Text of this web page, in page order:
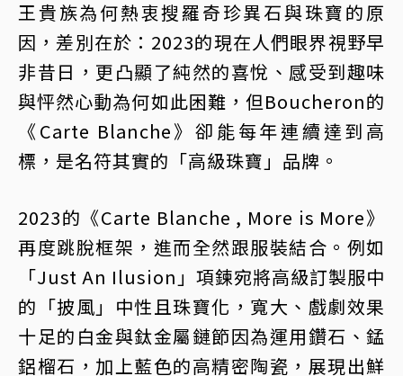
王貴族為何熱衷搜羅奇珍異石與珠寶的原
因，差別在於：2023的現在人們眼界視野早
非昔日，更凸顯了純然的喜悅、感受到趣味
與怦然心動為何如此困難，但Boucheron的
《Carte Blanche》卻能每年連續達到高
標，是名符其實的「高級珠寶」品牌。
2023的《Carte Blanche , More is More》
再度跳脫框架，進而全然跟服裝結合。例如
「Just An Ilusion」項鍊宛將高級訂製服中
的「披風」中性且珠寶化，寬大、戲劇效果
十足的白金與鈦金屬鏈節因為運用鑽石、錳
鋁榴石，加上藍色的高精密陶瓷，展現出鮮